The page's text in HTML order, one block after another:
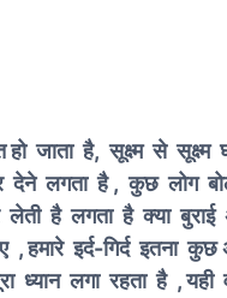
जाता है, सूक्ष्म से सूक्ष्म
देने लगता है , कुछ लोग
है लगता है क्या
इर्द-गिर्द इतना कुछ
ध्यान लगा रहता है ,